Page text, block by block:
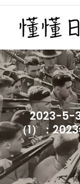
Skip
content
2023-5-3
（1）：